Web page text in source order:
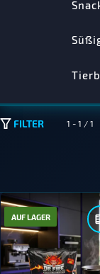
FILTER 1 - 1 / 1
AUF LAGER